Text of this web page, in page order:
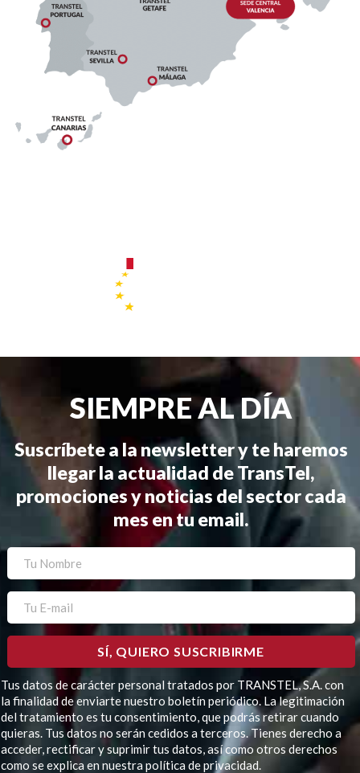
SIEMPRE AL DÍA
Suscríbete a la newsletter y te haremos
llegar la actualidad de TransTel,
promociones y noticias del sector cada
mes en tu email.
Tus datos de carácter personal tratados por TRANSTEL, S.A. con
la finalidad de enviarte nuestro boletín periódico. La legitimación
del tratamiento es tu consentimiento, que podrás retirar cuando
quieras. Tus datos no serán cedidos a terceros. Tienes derecho a
acceder, rectificar y suprimir tus datos, así como otros derechos
como se explica en nuestra política de privacidad.